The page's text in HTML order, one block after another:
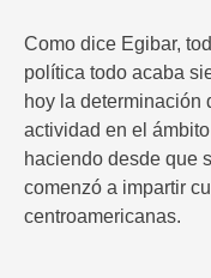
Como dice Egibar,
política todo acaba
hoy la determinación
actividad en el
haciendo desde que
comenzó a impartir
centroamericanas.